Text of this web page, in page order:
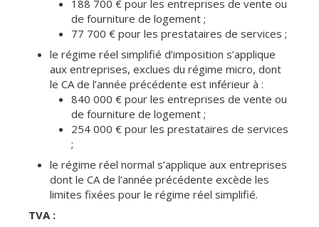
188 700 € pour les entreprises de vente ou
de fourniture de logement ;
77 700 € pour les prestataires de services ;
le régime réel simplifié d’imposition s’applique
aux entreprises, exclues du régime micro, dont
le CA de l’année précédente est inférieur à :
840 000 € pour les entreprises de vente ou
de fourniture de logement ;
254 000 € pour les prestataires de services
;
le régime réel normal s’applique aux entreprises
dont le CA de l’année précédente excède les
limites fixées pour le régime réel simplifié.
TVA :